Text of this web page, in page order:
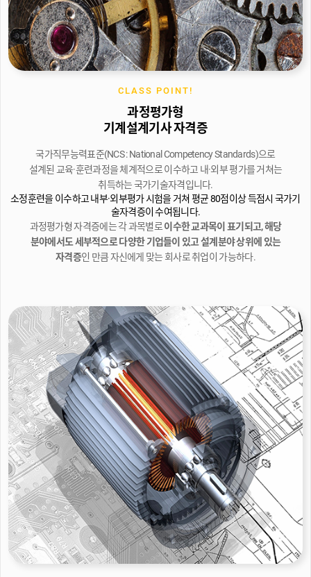
CLASS POINT!
과정평가형
기계설계기사 자격증
국가직무능력표준(NCS : National Competency Standards)으로
설계된 교육·훈련과정을 체계적으로 이수하고 내·외부 평가를 거쳐는
취득하는 국가기술자격입니다.
소정훈련을 이수하고 내부·외부평가 시험을 거쳐 평균 80점이상득점시 국가기
술자격증이 수여됩니다.
과정평가형 자격증에는 각 과목별로 이수한 교과목이 표기되고,해당
분야에서도 세부적으로 다양한 기업들이 있고 설계분야상위에 있는
자격증인 만큼 자신에게 맞는 회사로 취업이 가능하다.